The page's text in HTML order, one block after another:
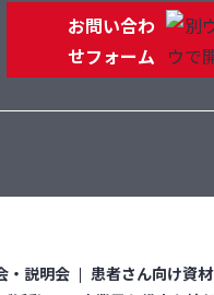
お問い合わ
せフォーム
・説明会
患者さん向け資材